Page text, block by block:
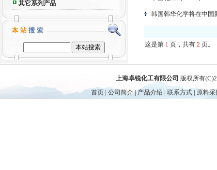
其它系列产品
韩国韩华化学将在中国
这是第 1页，共有 2页。
上海卓锐化工有限公司 版权所有
首页 |公司简介|产品介绍 |联系方式 | 原料采